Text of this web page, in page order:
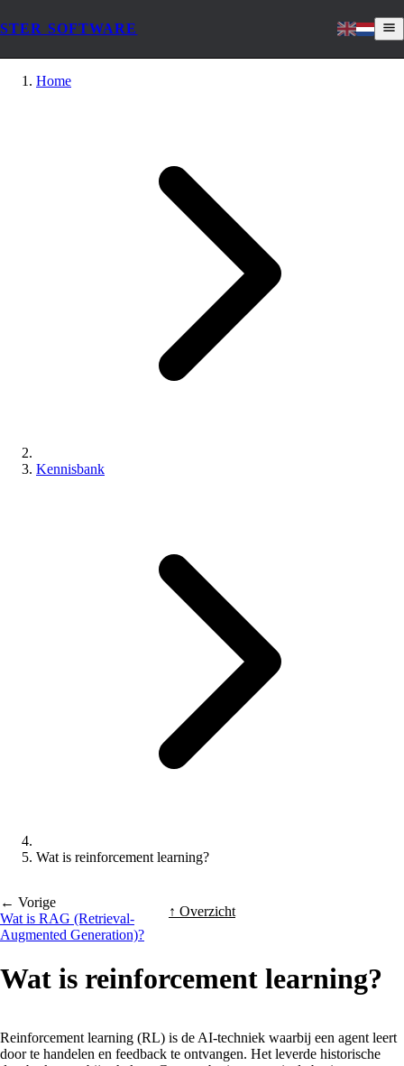
STER SOFTWARE
Home
Kennisbank
Wat is reinforcement learning?
← Vorige
Wat is RAG (Retrieval-
Augmented Generation)?
↑ Overzicht
Wat is reinforcement learning?
Reinforcement learning (RL) is de AI-techniek waarbij een agent leert
door te handelen en feedback te ontvangen. Het leverde historische